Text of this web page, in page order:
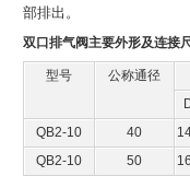
部排出。
双口排气阀主要外形及连接
型号 公称通径
QB2-10
40
QB2-10
50